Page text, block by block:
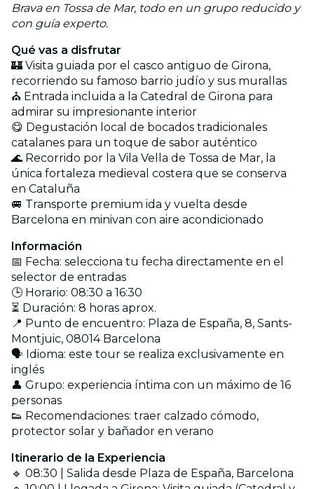
Brava en Tossa de Mar, todo en un grupo reducido y
con guía experto.
Qué vas a disfrutar
🏰 Visita guiada por el casco antiguo de Girona,
recorriendo su famoso barrio judío y sus murallas
⛪ Entrada incluida a la Catedral de Girona para
admirar su impresionante interior
😋 Degustación local de bocados tradicionales
catalanes para un toque de sabor auténtico
🌊 Recorrido por la Vila Vella de Tossa de Mar, la
única fortaleza medieval costera que se conserva
en Cataluña
🚐 Transporte premium ida y vuelta desde
Barcelona en minivan con aire acondicionado
Información
📅 Fecha: selecciona tu fecha directamente en el
selector de entradas
🕒 Horario: 08:30 a 16:30
⏳ Duración: 8 horas aprox.
📍 Punto de encuentro: Plaza de España, 8, Sants-
Montjuic, 08014 Barcelona
🗣️ Idioma: este tour se realiza exclusivamente en
inglés
👤 Grupo: experiencia íntima con un máximo de 16
personas
👟 Recomendaciones: traer calzado cómodo,
protector solar y bañador en verano
Itinerario de la Experiencia
🔹 08:30 | Salida desde Plaza de España, Barcelona